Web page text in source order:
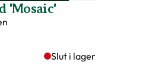
'Mosaic'
Slut i lager